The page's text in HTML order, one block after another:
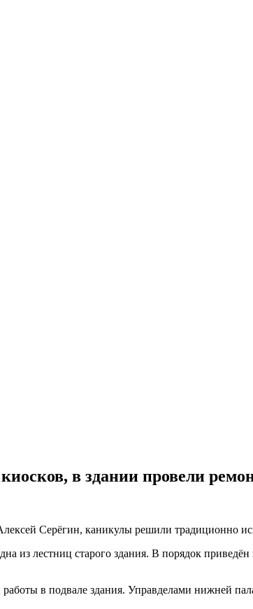
в здании провели
Серёгин, каникулы решили традиционно
из лестниц старого здания. В порядок
в подвале здания. Управделами нижней